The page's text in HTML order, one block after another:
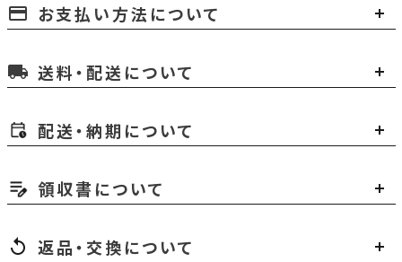
payment お支払い方法について
local_shipping 送料・配送について
配送・納期について
領収書について
返品・交換について